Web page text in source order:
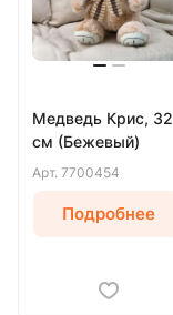
Медведь Крис, 32
см (Бежевый)
Арт. 7700454
Подробнее